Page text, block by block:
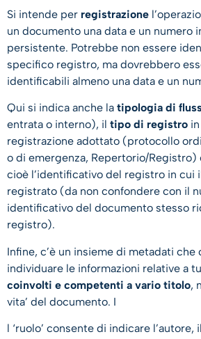
Si intende per registrazione
un documento una data e un numero
persistente. Potrebbe non essere
specifico registro, ma dovrebbero
identificabili almeno una data e un
Qui si indica anche la tipologia di
entrata o interno), il tipo di registro
registrazione adottato (protocollo
o di emergenza, Repertorio/Registro)
cioè l’identificativo del registro in cui
registrato (da non confondere con il
identificativo del documento stesso
registro).
Infine, c’è un insieme di metadati che
individuare le informazioni relative a
coinvolti e competenti a vario titolo,
vita’ del documento. I
l ‘ruolo’ consente di indicare